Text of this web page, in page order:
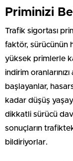
Priminizi
Trafik sigortası
faktör, sürücünün
yüksek primlerle
indirim
başlayanlar,
kadar düşüş
dikkatli sürücü
sonuçların
bildiriyorlar.